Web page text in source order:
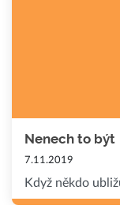
Nenech to být
7.11.2019
Když někdo